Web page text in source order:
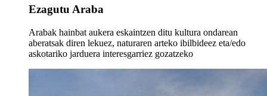
Ezagutu Araba
Arabak hainbat aukera eskaintzen ditu kultura ondarean
aberatsak diren lekuez, naturaren arteko ibilbideez eta/edo
askotariko jarduera interesgarriez gozatzeko